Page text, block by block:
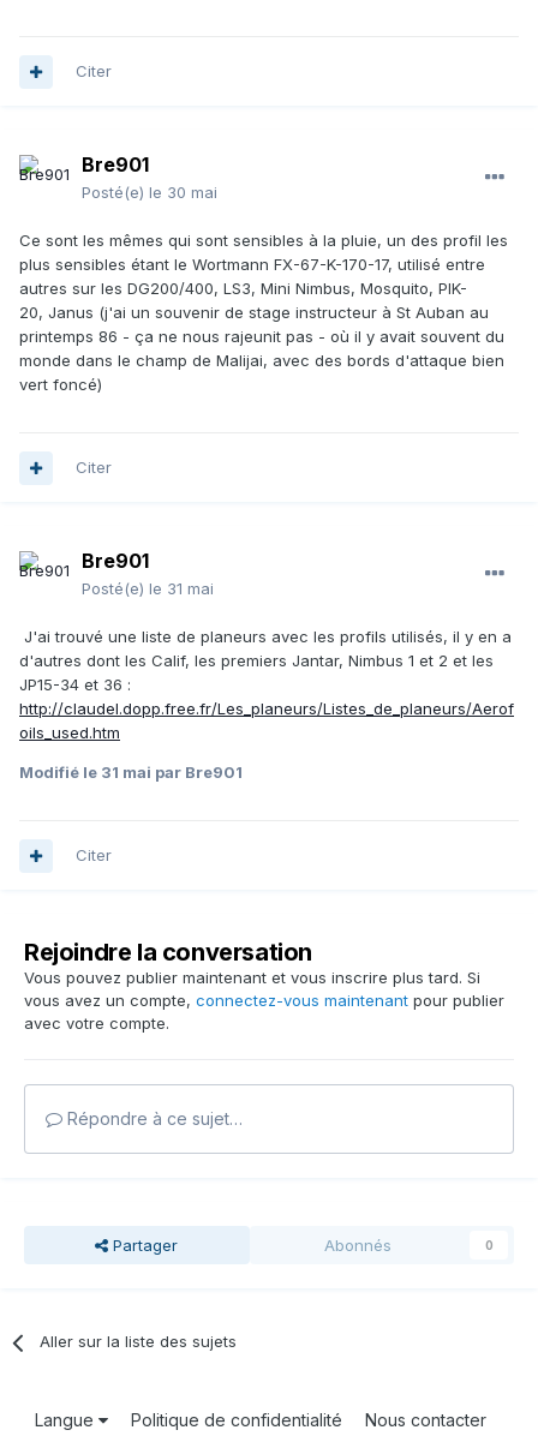
Citer
Bre901
Posté(e) le 30 mai
Ce sont les mêmes qui sont sensibles à la pluie, un des profil les
plus sensibles étant le Wortmann FX-67-K-170-17, utilisé entre
autres sur les DG200/400, LS3, Mini Nimbus, Mosquito, PIK-
20, Janus (j'ai un souvenir de stage instructeur à St Auban au
printemps 86 - ça ne nous rajeunit pas - où il y avait souvent du
monde dans le champ de Malijai, avec des bords d'attaque bien
vert foncé)
Citer
Bre901
Posté(e) le 31 mai
J'ai trouvé une liste de planeurs avec les profils utilisés, il y en a
d'autres dont les Calif, les premiers Jantar, Nimbus 1 et 2 et les
JP15-34 et 36 :
http://claudel.dopp.free.fr/Les_planeurs/Listes_de_planeurs/Aerof
oils_used.htm
Modifié le 31 mai par Bre901
Citer
Rejoindre la conversation
Vous pouvez publier maintenant et vous inscrire plus tard. Si
vous avez un compte, connectez-vous maintenant pour publier
avec votre compte.
Répondre à ce sujet…
Partager Abonnés 0
Aller sur la liste des sujets
Langue Politique de confidentialité
Nous contacter